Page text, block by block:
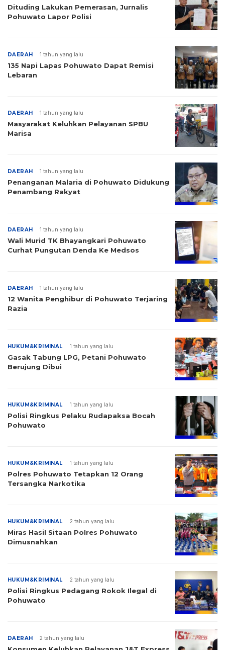
Dituding Lakukan Pemerasan, Jurnalis
Pohuwato Lapor Polisi
DAERAH 1 tahun yang lalu
135 Napi Lapas Pohuwato Dapat Remisi
Lebaran
DAERAH 1 tahun yang lalu
Masyarakat Keluhkan Pelayanan SPBU
Marisa
DAERAH 1 tahun yang lalu
Penanganan Malaria di Pohuwato Didukung
Penambang Rakyat
DAERAH 1 tahun yang lalu
Wali Murid TK Bhayangkari Pohuwato
Curhat Pungutan Denda Ke Medsos
DAERAH 1 tahun yang lalu
12 Wanita Penghibur di Pohuwato Terjaring
Razia
HUKUM&KRIMINAL 1 tahun yang lalu
Gasak Tabung LPG, Petani Pohuwato
Berujung Dibui
HUKUM&KRIMINAL 1 tahun yang lalu
Polisi Ringkus Pelaku Rudapaksa Bocah
Pohuwato
HUKUM&KRIMINAL 1 tahun yang lalu
Polres Pohuwato Tetapkan 12 Orang
Tersangka Narkotika
HUKUM&KRIMINAL 2 tahun yang lalu
Miras Hasil Sitaan Polres Pohuwato
Dimusnahkan
HUKUM&KRIMINAL 2 tahun yang lalu
Polisi Ringkus Pedagang Rokok Ilegal di
Pohuwato
DAERAH 2 tahun yang lalu